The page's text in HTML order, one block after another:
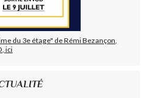
du 3e étage" de Rémi Bezançon,
ici